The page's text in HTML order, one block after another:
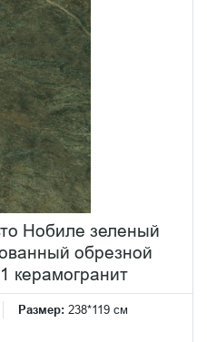
Нобиле зеленый
обрезной
керамогранит
Размер: 238*119 см